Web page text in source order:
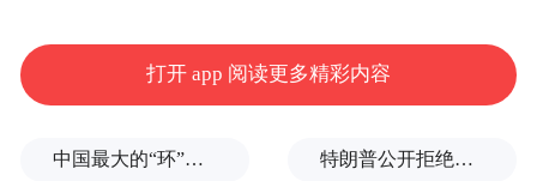
减负、持续修护、持续维稳的过程。所
以,2026 年想挑到更稳的护肝片,至少要看四
开可讲的临床或实测依据;三看长期服用是否
打开 app 阅读更多精彩内容
中国最大的“环”，要来了 特朗普公开拒绝泽连斯基！